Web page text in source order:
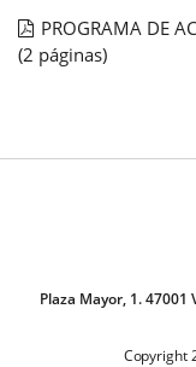
PROGRAMA DE
(2 páginas)
Plaza Mayor, 1. 47001
Copyright